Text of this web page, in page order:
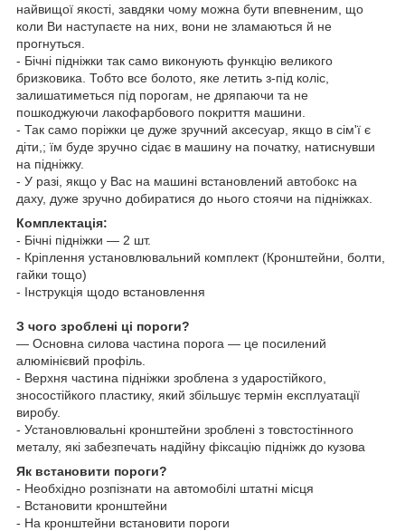
найвищої якості, завдяки чому можна бути впевненим, що
коли Ви наступаєте на них, вони не зламаються й не
прогнуться.
- Бічні підніжки так само виконують функцію великого
бризковика. Тобто все болото, яке летить з-під коліс,
залишатиметься під порогам, не дряпаючи та не
пошкоджуючи лакофарбового покриття машини.
- Так само поріжки це дуже зручний аксесуар, якщо в сім'ї є
діти,; їм буде зручно сідає в машину на початку, натиснувши
на підніжку.
- У разі, якщо у Вас на машині встановлений автобокс на
даху, дуже зручно добиратися до нього стоячи на підніжках.
Комплектація:
- Бічні підніжки — 2 шт.
- Кріплення установлювальний комплект (Кронштейни, болти,
гайки тощо)
- Інструкція щодо встановлення
З чого зроблені ці пороги?
— Основна силова частина порога — це посилений
алюмінієвий профіль.
- Верхня частина підніжки зроблена з ударостійкого,
зносостійкого пластику, який збільшує термін експлуатації
виробу.
- Установлювальні кронштейни зроблені з товстостінного
металу, які забезпечать надійну фіксацію підніжк до кузова
Як встановити пороги?
- Необхідно розпізнати на автомобілі штатні місця
- Встановити кронштейни
- На кронштейни встановити пороги